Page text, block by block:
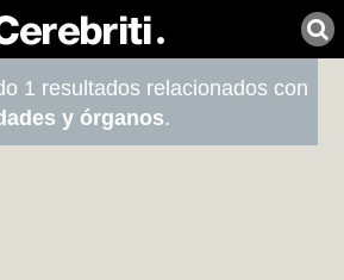
1 resultados relacionados con
y órganos.